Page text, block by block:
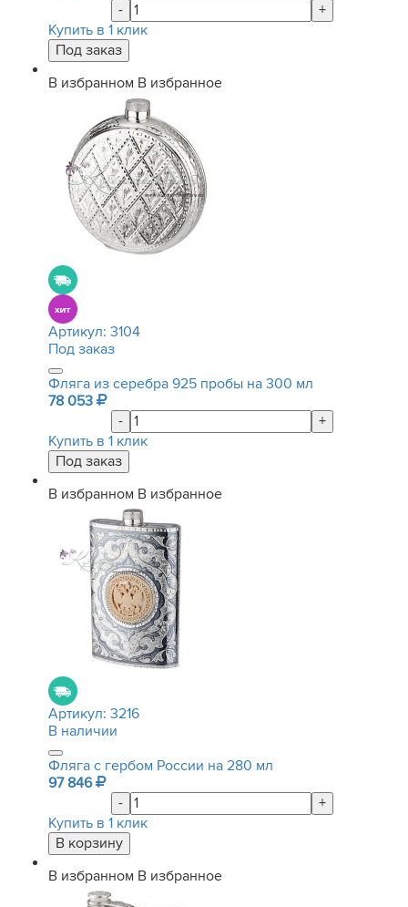
-
+
Купить в 1 клик
В избранном В избранное
Артикул: 3104
Под заказ
Фляга из серебра 925 пробы на 300 мл
78 053
-
+
Купить в 1 клик
В избранном В избранное
Артикул: 3216
В наличии
Фляга с гербом России на 280 мл
97 846
-
+
Купить в 1 клик
В избранном В избранное